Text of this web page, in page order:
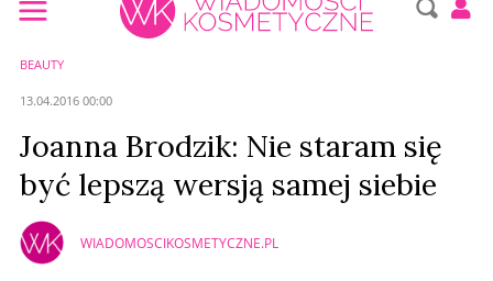
BEAUTY
13.04.2016 00:00
Joanna Brodzik: Nie staram się
być lepszą wersją samej siebie
WIADOMOSCIKOSMETYCZNE.PL